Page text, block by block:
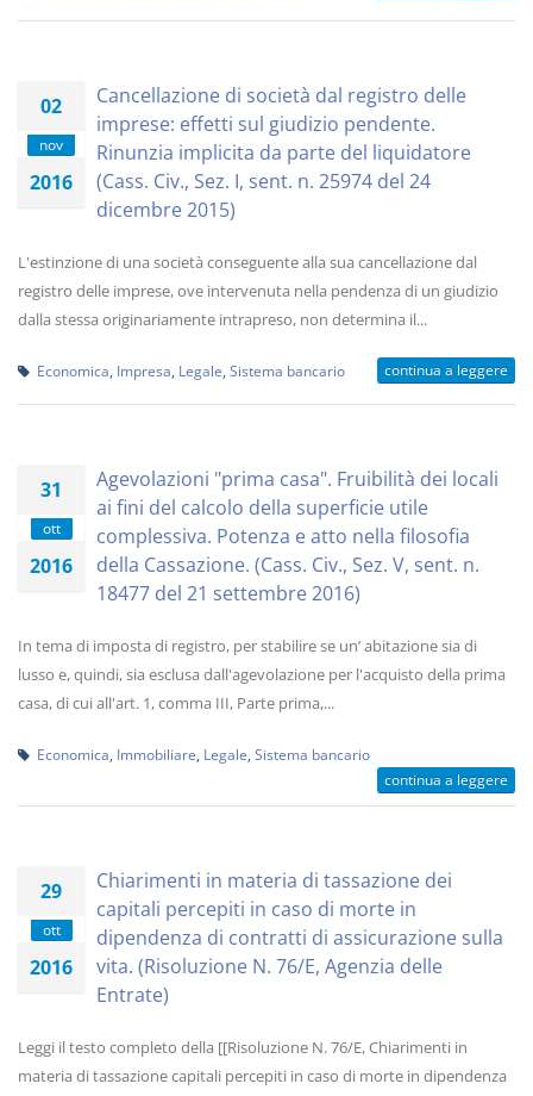
02
nov
2016
Cancellazione di società dal registro delle
imprese: effetti sul giudizio pendente.
Rinunzia implicita da parte del liquidatore
(Cass. Civ., Sez. I, sent. n. 25974 del 24
dicembre 2015)
L'estinzione di una società conseguente alla sua cancellazione dal
registro delle imprese, ove intervenuta nella pendenza di un giudizio
dalla stessa originariamente intrapreso, non determina il...
Economica Impresa Legale Sistema bancario continua a leggere
31
ott
2016
Agevolazioni "prima casa". Fruibilità dei locali
ai fini del calcolo della superficie utile
complessiva. Potenza e atto nella filosofia
della Cassazione. (Cass. Civ., Sez. V, sent. n.
18477 del 21 settembre 2016)
In tema di imposta di registro, per stabilire se un’ abitazione sia di
lusso e, quindi, sia esclusa dall'agevolazione per l'acquisto della prima
casa, di cui all'art. 1, comma III, Parte prima,...
Economica Immobiliare Legale Sistema bancario
continua a leggere
29
ott
2016
Chiarimenti in materia di tassazione dei
capitali percepiti in caso di morte in
dipendenza di contratti di assicurazione sulla
vita. (Risoluzione N. 76/E, Agenzia delle
Entrate)
Leggi il testo completo della [[Risoluzione N. 76/E, Chiarimenti in
materia di tassazione capitali percepiti in caso di morte in dipendenza